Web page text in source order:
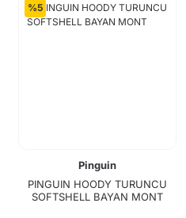
%5
Pinguin
PINGUIN HOODY TURUNCU
SOFTSHELL BAYAN MONT